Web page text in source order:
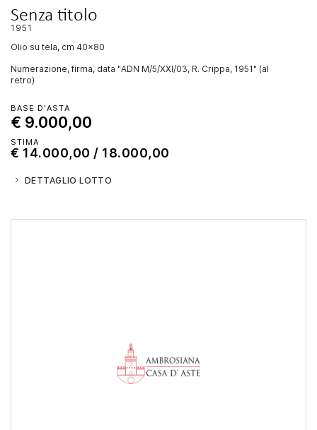
Senza titolo
1951
olio su tela, cm 40x80
Numerazione, firma, data "ADN M/5/XXI/03, R. Crippa, 1951" (al
retro)
BASE D'ASTA
€ 9.000,00
STIMA
€ 14.000,00 / 18.000,00
DETTAGLIO LOTTO